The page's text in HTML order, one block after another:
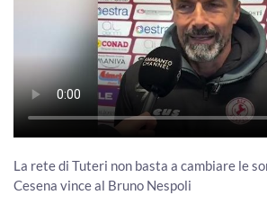
La rete di Tuteri non basta a cambiare le
Cesena vince al Bruno Nespoli